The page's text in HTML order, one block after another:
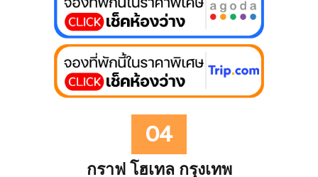
04
กราฟ โฮเทล กรุงเทพ
สบายต่อการเดินทาง ที่นี่เป็นโรงแรมระดับ 4 ดาว อยู่ใกล้กับ
สถานที่ต่างๆในกรุงเทพ อาทิ ศูนย์วัฒนธรรมแห่งประเทศไทย
แต่สถานทูตปากีสถาน และอยู่ใกล้ห้างสรรพสินค้าเซ็นทรัล